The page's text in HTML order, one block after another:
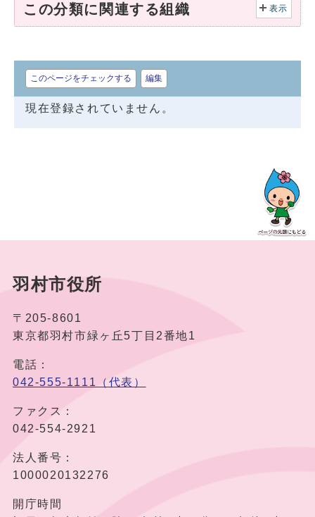
この分類に関連する組織 表示
このページをチェックする 編集
現在登録されていません。
羽村市役所
〒205-8601
東京都羽村市緑ヶ丘5丁目2番地1
電話：
042-555-1111（代表）
ファクス：
042-554-2921
法人番号：
1000020132276
開庁時間